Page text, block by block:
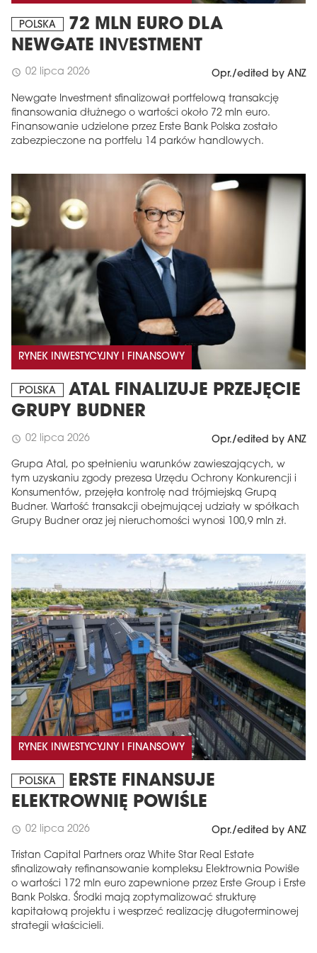
POLSKA
72 MLN EURO DLA
NEWGATE INVESTMENT
schedule 02 lipca 2026 Opr./edited by ANZ
Newgate Investment sfinalizował portfelową transakcję
finansowania dłużnego o wartości około 72 mln euro.
Finansowanie udzielone przez Erste Bank Polska zostało
zabezpieczone na portfelu 14 parków handlowych.
RYNEK INWESTYCYJNY I FINANSOWY
POLSKA
ATAL FINALIZUJE PRZEJĘCIE
GRUPY BUDNER
schedule 02 lipca 2026 Opr./edited by ANZ
Grupa Atal, po spełnieniu warunków zawieszających, w
tym uzyskaniu zgody prezesa Urzędu Ochrony Konkurencji i
Konsumentów, przejęła kontrolę nad trójmiejską Grupą
Budner. Wartość transakcji obejmującej udziały w spółkach
Grupy Budner oraz jej nieruchomości wynosi 100,9 mln zł.
RYNEK INWESTYCYJNY I FINANSOWY
POLSKA
ERSTE FINANSUJE
ELEKTROWNIĘ POWIŚLE
schedule 02 lipca 2026 Opr./edited by ANZ
Tristan Capital Partners oraz White Star Real Estate
sfinalizowały refinansowanie kompleksu Elektrownia Powiśle
o wartości 172 mln euro zapewnione przez Erste Group i Erste
Bank Polska. Środki mają zoptymalizować strukturę
kapitałową projektu i wesprzeć realizację długoterminowej
strategii właścicieli.